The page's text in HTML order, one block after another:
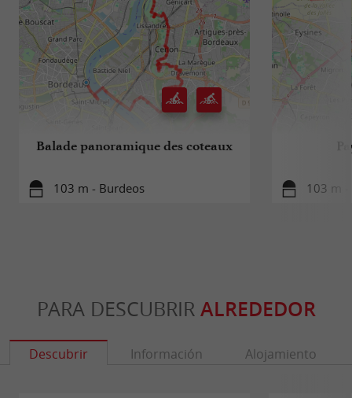
Balade panoramique des coteaux
103 m - Burdeos 103 m
PARA DESCUBRIR ALREDEDOR
Descubrir Información Alojamiento